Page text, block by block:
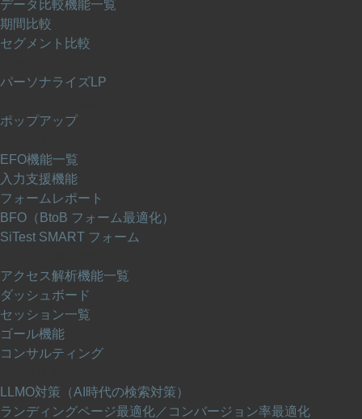
データ比較機能一覧
期間比較
セグメント比較
パーソナライズLP
ポップアップ
EFO機能一覧
入力支援機能
フォームレポート
BFO（BtoB フォーム最適化）
SiTest SMART フォーム
アクセス解析機能一覧
ダッシュボード
セッション一覧
ゴール機能
コンサルティング
LLMO対策（AI時代の検索対策）
ランディングページ最適化／コンバージョン率最適化